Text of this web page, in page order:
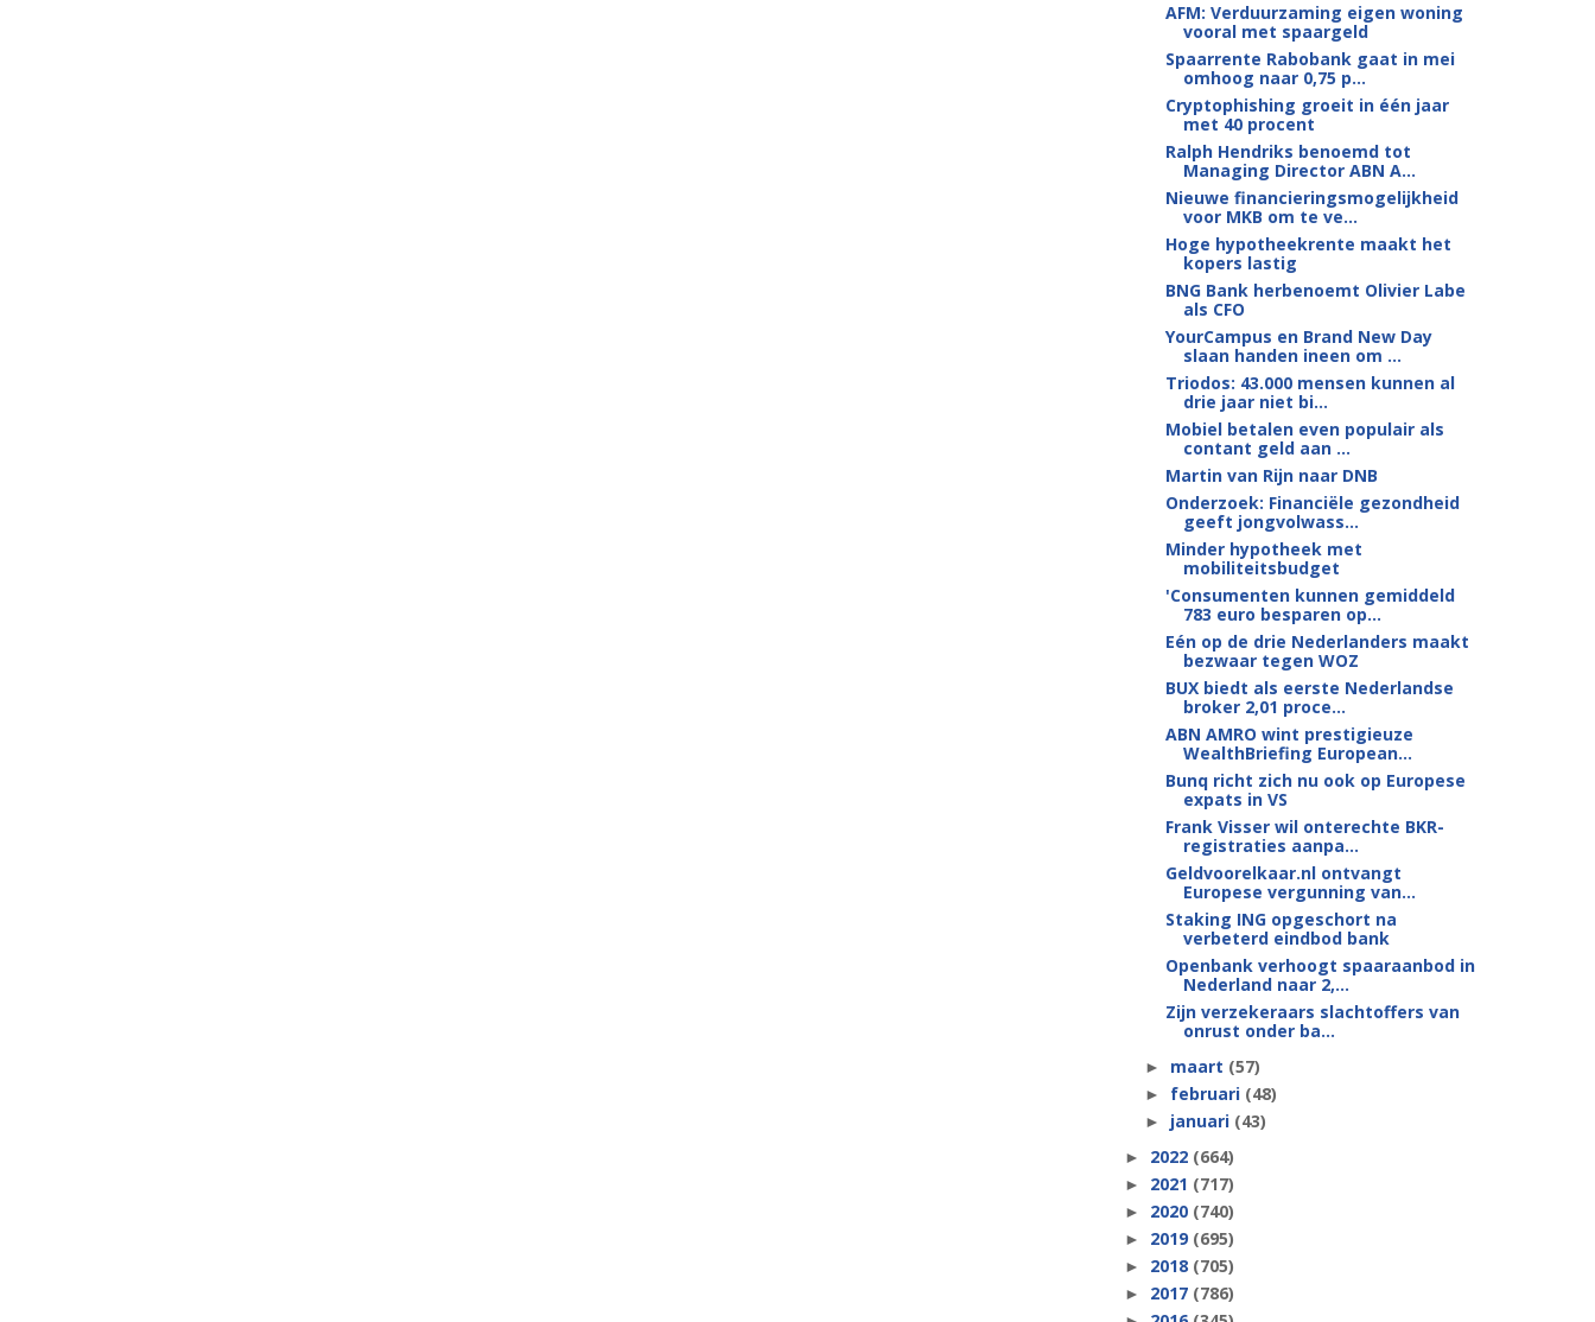
AFM: Verduurzaming eigen woning
vooral met spaargeld
Spaarrente Rabobank gaat in mei
omhoog naar 0,75 p...
Cryptophishing groeit in één jaar
met 40 procent
Ralph Hendriks benoemd tot
Managing Director ABN A...
Nieuwe financieringsmogelijkheid
voor MKB om te ve...
Hoge hypotheekrente maakt het
kopers lastig
BNG Bank herbenoemt Olivier Labe
als CFO
YourCampus en Brand New Day
slaan handen ineen om ...
Triodos: 43.000 mensen kunnen al
drie jaar niet bi...
Mobiel betalen even populair als
contant geld aan ...
Martin van Rijn naar DNB
Onderzoek: Financiële gezondheid
geeft jongvolwass...
Minder hypotheek met
mobiliteitsbudget
'Consumenten kunnen gemiddeld
783 euro besparen op...
Eén op de drie Nederlanders maakt
bezwaar tegen WOZ
BUX biedt als eerste Nederlandse
broker 2,01 proce...
ABN AMRO wint prestigieuze
WealthBriefing European...
Bunq richt zich nu ook op Europese
expats in VS
Frank Visser wil onterechte BKR-
registraties aanpa...
Geldvoorelkaar.nl ontvangt
Europese vergunning van...
Staking ING opgeschort na
verbeterd eindbod bank
Openbank verhoogt spaaraanbod in
Nederland naar 2,...
Zijn verzekeraars slachtoffers van
onrust onder ba...
► maart (57)
► februari (48)
► januari (43)
► 2022 (664)
► 2021 (717)
► 2020 (740)
► 2019 (695)
► 2018 (705)
► 2017 (786)